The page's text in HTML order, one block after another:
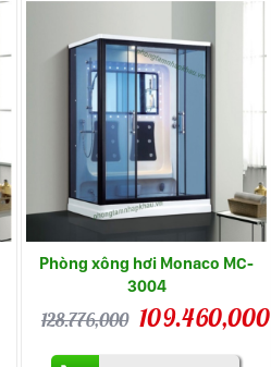
Phòng xông hơi Monaco MC-
3004
128.776,000 109.460,000